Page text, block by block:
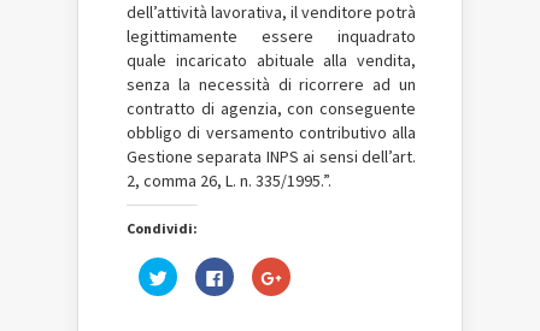
dell’attività lavorativa, il venditore potrà
legittimamente essere inquadrato
quale incaricato abituale alla vendita,
senza la necessità di ricorrere ad un
contratto di agenzia, con conseguente
obbligo di versamento contributivo alla
Gestione separata INPS ai sensi dell’art.
2, comma 26, L. n. 335/1995.”.
Condividi:
Fai
clic
Fai
clic
Fai
clic